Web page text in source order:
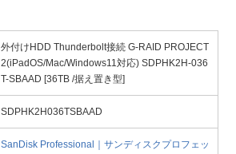
外付けHDD Thunderbolt接続 G-RAID PROJECT
2(iPadOS/Mac/Windows11対応) SDPHK2H-036
T-SBAAD [36TB /据え置き型]
SDPHK2H036TSBAAD
SanDisk Professional｜サンディスクプロフェッ